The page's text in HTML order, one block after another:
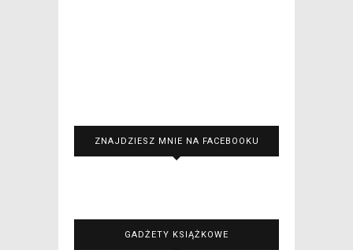
ZNAJDZIESZ MNIE NA FACEBOOKU
GADŻETY KSIĄŻKOWE